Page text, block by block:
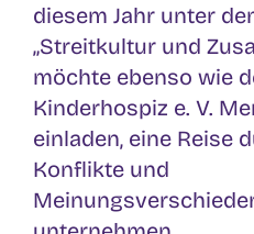
diesem Jahr unter
„Streitkultur und
möchte ebenso wie
Kinderhospiz e. V.
einladen, eine Reise
Konflikte und